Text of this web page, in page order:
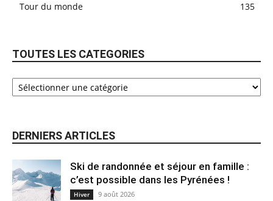
Tour du monde
135
TOUTES LES CATEGORIES
DERNIERS ARTICLES
Ski de randonnée et séjour en famille :
c’est possible dans les Pyrénées !
Hiver 9 août 2026